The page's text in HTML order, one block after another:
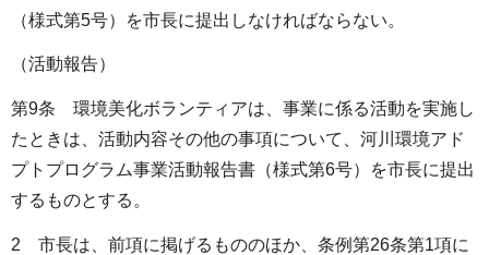
（様式第5号）を市長に提出しなければならない。
（活動報告）
第9条 環境美化ボランティアは、事業に係る活動を実施し
たときは、活動内容その他の事項について、河川環境アド
プトプログラム事業活動報告書（様式第6号）を市長に提出
するものとする。
2 市長は、前項に掲げるもののほか、条例第26条第1項に